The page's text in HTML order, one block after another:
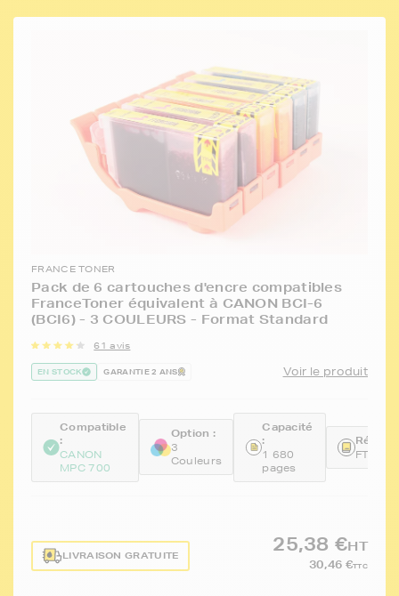
FRANCE TONER
Pack de 6 cartouches d'encre compatibles
FranceToner équivalent à CANON BCI-6
(BCI6) - 3 COULEURS - Format Standard
61 avis
EN STOCK GARANTIE 2 ANS Voir le produit
Compatible
:
CANON
MPC 700
Option :
3
Couleurs
Capacité
:
1 680
pages
LIVRAISON GRATUITE
25,38 €HT
30,46 €TTC